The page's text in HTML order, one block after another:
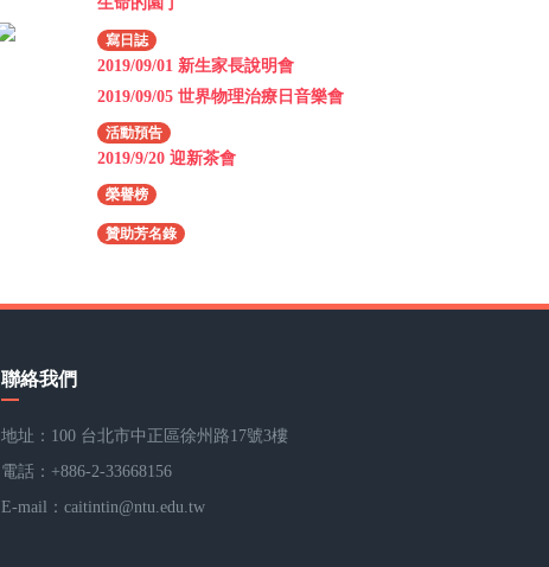
寫日誌
2019/09/01 新生家長說明會
2019/09/05 世界物理治療日音樂會
活動預告
2019/9/20 迎新茶會
榮譽榜
贊助芳名錄
聯絡我們
地址：100 台北市中正區徐州路17號3樓
電話：+886-2-33668156
E-mail： caitintin@ntu.edu.tw